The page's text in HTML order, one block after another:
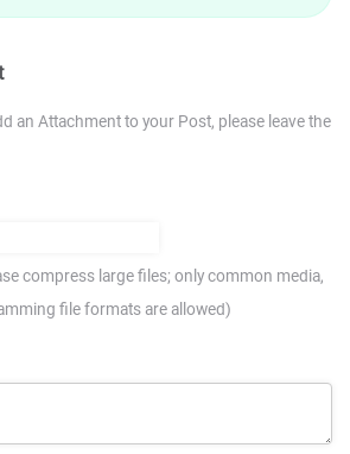
an Attachment to your Post, please leave the
compress large files; only common media,
file formats are allowed)